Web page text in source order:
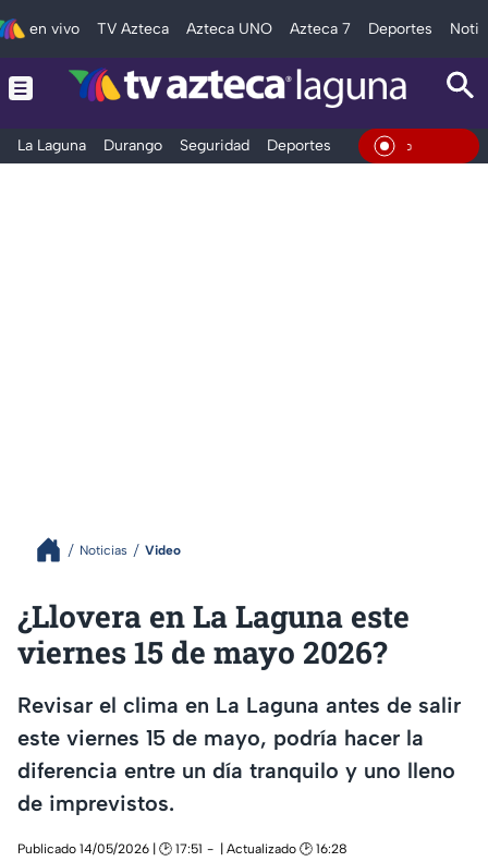
en vivo TV Azteca Azteca UNO Azteca 7 Deportes
La Laguna Durango Seguridad Deportes EntretenimientoEn Vivo
Noticias Video
¿Llovera en La Laguna este
viernes 15 de mayo 2026?
Revisar el clima en La Laguna antes de salir
este viernes 15 de mayo, podría hacer la
diferencia entre un día tranquilo y uno lleno
de imprevistos.
Publicado 14/05/2026 | 🕑 17:51
| Actualizado 🕑 16:28